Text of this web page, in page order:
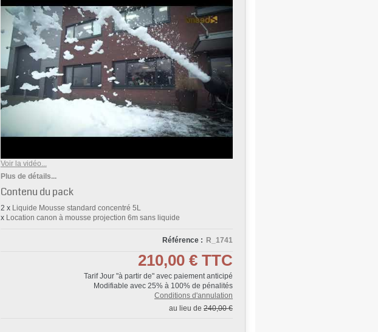
Voir la vidéo...
Plus de détails...
Contenu du pack
2 x Liquide Mousse standard concentré 5L
x Location canon à mousse projection 6m sans liquide
Référence : R_1741
210,00 € TTC
Tarif Jour "à partir de" avec paiement anticipé
Modifiable avec 25% à 100% de pénalités
Conditions d'annulation
au lieu de 240,00 €